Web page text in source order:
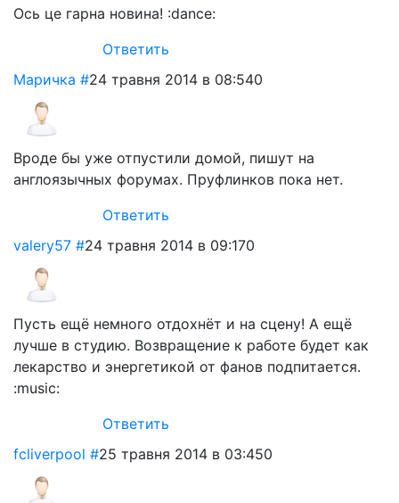
Ось це гарна новина! :dance:
Ответить
Маричка #24 травня 2014 в 08:540
Вроде бы уже отпустили домой, пишут на
англоязычных форумах. Пруфлинков пока нет.
Ответить
valery57 #24 травня 2014 в 09:170
Пусть ещё немного отдохнёт и на сцену! А ещё
лучше в студию. Возвращение к работе будет как
лекарство и энергетикой от фанов подпитается.
:music:
Ответить
fcliverpool #25 травня 2014 в 03:450